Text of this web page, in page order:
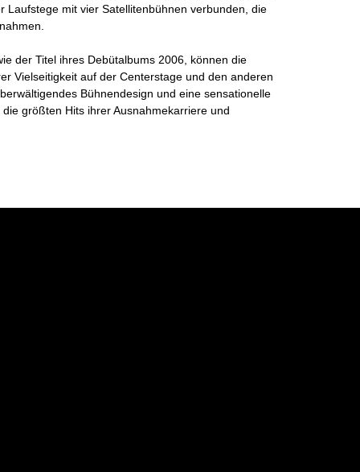
Laufstege mit vier Satellitenbühnen verbunden, die
der Titel ihres Debütalbums 2006, können die
Vielseitigkeit auf der Centerstage und den anderen
Bühnendesign und eine sensationelle
größten Hits ihrer Ausnahmekarriere und